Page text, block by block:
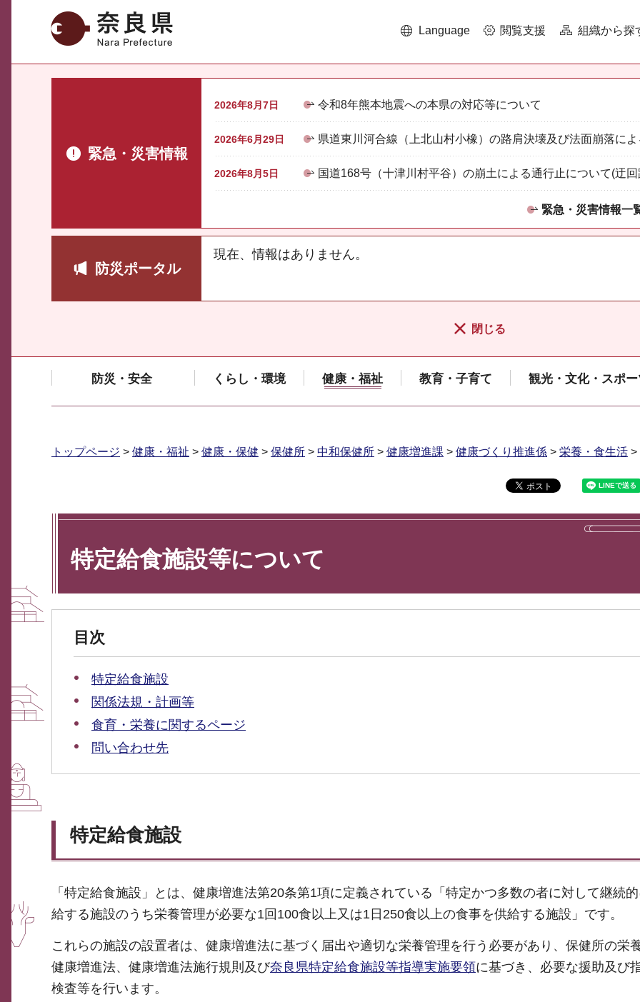
奈良県 Language 閲覧支援 組織から探
緊急・災害情報
2026年8月7日 令和8年熊本地震への本県の対応等について
2026年6月29日 県道東川河合線（上北山村小橡）の路肩決壊及び法面崩落に
2026年8月5日 国道168号（十津川村平谷）の崩土による通行止について(迂
緊急・災害情報一
防災ポータル
現在、情報はありません。
閉じる
防災・安全 くらし・環境 健康・福祉 教育・子育て 観光・文化・スポー
トップページ > 健康・福祉 > 健康・保健 > 保健所 > 中和保健所 > 健康増進課 > 健康づくり推進係 > 栄養・食生活 >
特定給食施設等について
目次
特定給食施設
関係法規・計画等
食育・栄養に関するページ
問い合わせ先
特定給食施設
「特定給食施設」とは、健康増進法第20条第1項に定義されている「特定かつ多数の者に対して継続
給する施設のうち栄養管理が必要な1回100食以上又は1日250食以上の食事を供給する施設」です。
これらの施設の設置者は、健康増進法に基づく届出や適切な栄養管理を行う必要があり、保健所の栄
健康増進法、健康増進法施行規則及び奈良県特定給食施設等指導実施要領に基づき、必要な援助及び
検査等を行います。